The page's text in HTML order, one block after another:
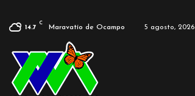
14.7
C
Maravatío de Ocampo 5 agosto, 2026